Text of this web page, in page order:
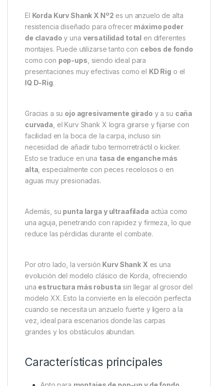
El Korda Kurv Shank X Nº2 es un anzuelo de alta
resistencia diseñado para ofrecer máximo poder
de clavado y una versatilidad total en diferentes
montajes. Puede utilizarse tanto con cebos de fondo
como con pop-ups , siendo ideal para
presentaciones muy efectivas como el KD Rig o el
IQ D-Rig.
Gracias a su ojo agresivamente girado y a su caña
curvada , el Kurv Shank X logra girarse y fijarse con
facilidad en la boca de la carpa, incluso sin
necesidad de añadir tubo termorretráctil o kicker.
Esto se traduce en una tasa de enganche más
alta , especialmente con peces recelosos o en
aguas muy presionadas.
Además, su punta larga y ultraafilada actúa como
una aguja, penetrando con rapidez y firmeza, lo que
reduce las pérdidas durante el combate.
Por otro lado, la versión Kurv Shank X es una
evolución del modelo clásico de Korda, ofreciendo
una estructura más robusta sin llegar al grosor del
modelo XX. Esto la convierte en la elección perfecta
cuando se necesita un anzuelo fuerte y ligero a la
vez, ideal para escenarios donde las carpas
grandes y los obstáculos abundan.
Características principales